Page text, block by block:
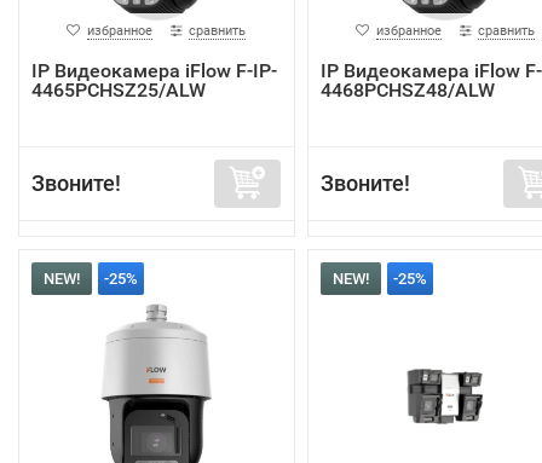
избранное сравнить
IP Видеокамера iFlow F-IP-
4465PCHSZ25/ALW
Звоните!
избранное сравнить
IP Видеокамера iFlow
4468PCHSZ48/ALW
Звоните!
NEW! -25% NEW! -25%